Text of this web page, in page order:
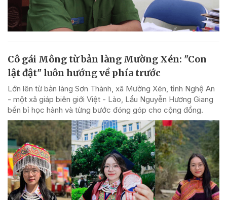
Cô gái Mông từ bản làng Mường Xén: "Con
lật đật" luôn hướng về phía trước
Lớn lên từ bản làng Sơn Thành, xã Mường Xén, tỉnh Nghệ An
- một xã giáp biên giới Việt - Lào, Lầu Nguyễn Hương Giang
bền bỉ học hành và từng bước đóng góp cho cộng đồng.